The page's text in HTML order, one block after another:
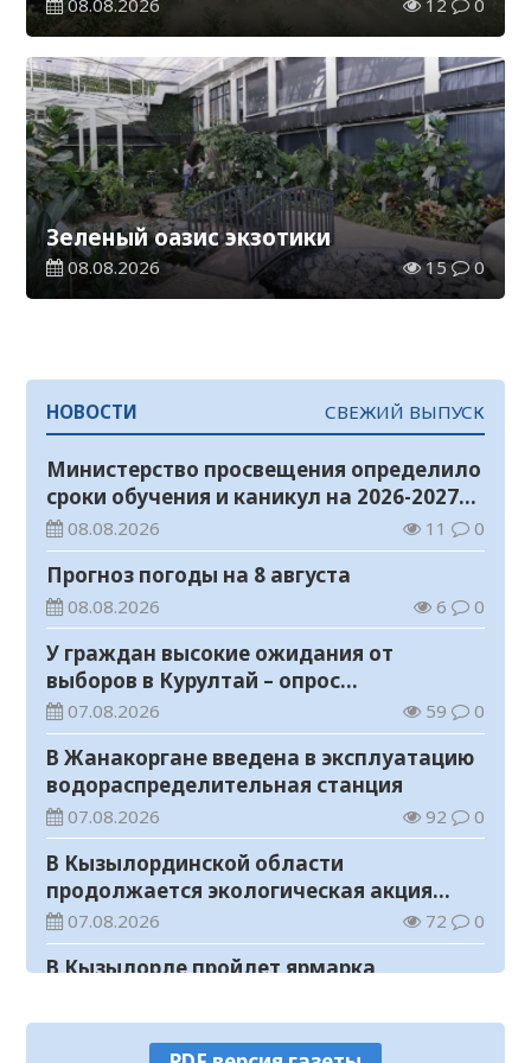
Зеленый оазис экзотики
08.08.2026 15 0
НОВОСТИ СВЕЖИЙ ВЫПУСК
Министерство просвещения определило
сроки обучения и каникул на 2026-2027
учебный год
08.08.2026 11 0
Прогноз погоды на 8 августа
08.08.2026 6 0
У граждан высокие ожидания от
выборов в Курултай – опрос
общественного мнения
07.08.2026 59 0
В Жанакоргане введена в эксплуатацию
водораспределительная станция
07.08.2026 92 0
В Кызылординской области
продолжается экологическая акция
«Таза Қазақстан»
07.08.2026 72 0
В Кызылорде пройдет ярмарка
Как найти участок для голосования?